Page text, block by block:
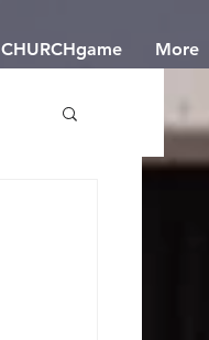
CHURCHgame More